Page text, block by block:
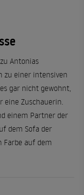
Antonias
zu einer intensiven
gar nicht gewohnt,
Zuschauerin.
einem Partner der
dem Sofa der
Farbe auf dem